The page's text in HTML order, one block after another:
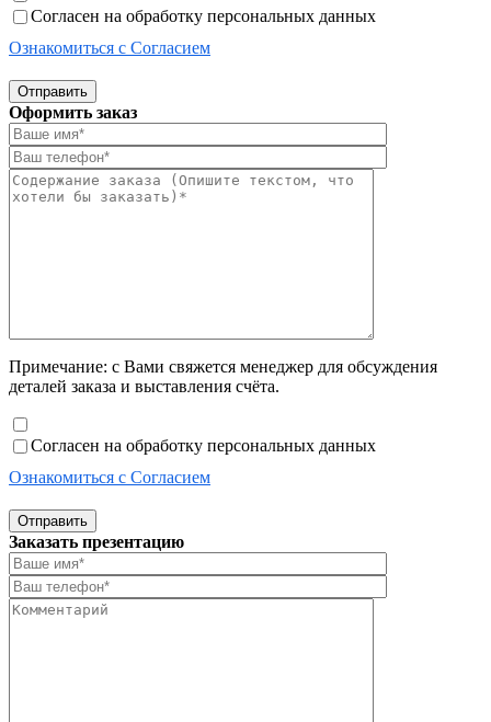
Согласен на обработку персональных данных
Ознакомиться с Согласием
Отправить
Оформить заказ
Примечание: с Вами свяжется менеджер для обсуждения
деталей заказа и выставления счёта.
Согласен на обработку персональных данных
Ознакомиться с Согласием
Отправить
Заказать презентацию